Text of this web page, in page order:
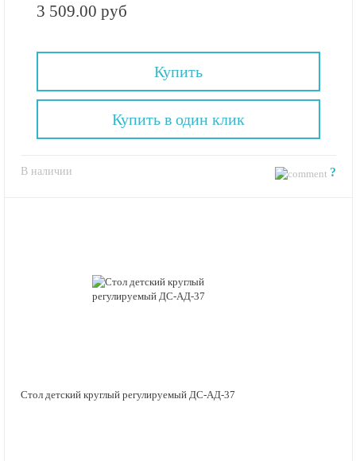
3 509.00 руб
Купить
В наличии ?
Купить в один клик
Стол детский круглый регулируемый ДС-АД-37